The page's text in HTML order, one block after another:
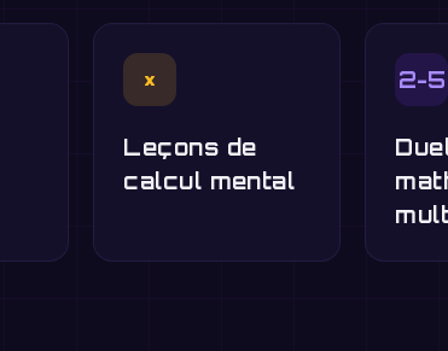
×
Leçons de
calcul mental
2-5